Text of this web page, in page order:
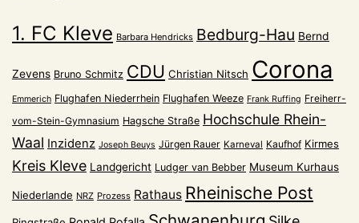
1. FC Kleve Barbara Hendricks Bedburg-Hau Bernd
Zevens Bruno Schmitz CDU Christian Nitsch Corona
Emmerich Flughafen Niederrhein Flughafen Weeze Frank Ruffing Freiherr-
vom-Stein-Gymnasium Hagsche Straße Hochschule Rhein-
Waal Inzidenz Joseph Beuys Jürgen Rauer Karneval Kaufhof Kirmes
Kreis Kleve Landgericht Ludger van Bebber Museum Kurhaus
Niederlande NRZ Prozess Rathaus Rheinische Post